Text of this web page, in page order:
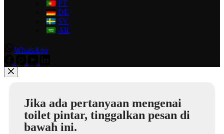
PT
DE
SV
AR
WhatsApp
Jika ada pertanyaan mengenai
toilet pintar, tinggalkan pesan di
bawah ini.